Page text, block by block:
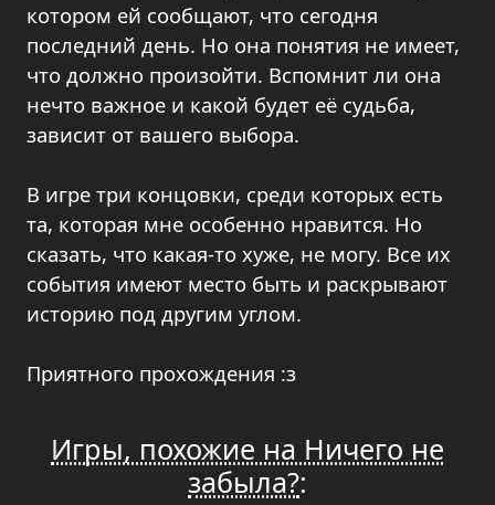
котором ей сообщают, что сегодня
последний день. Но она понятия не имеет,
что должно произойти. Вспомнит ли она
нечто важное и какой будет её судьба,
зависит от вашего выбора.
В игре три концовки, среди которых есть
та, которая мне особенно нравится. Но
сказать, что какая-то хуже, не могу. Все их
события имеют место быть и раскрывают
историю под другим углом.
Приятного прохождения :з
Игры, похожие на Ничего не
забыла?: